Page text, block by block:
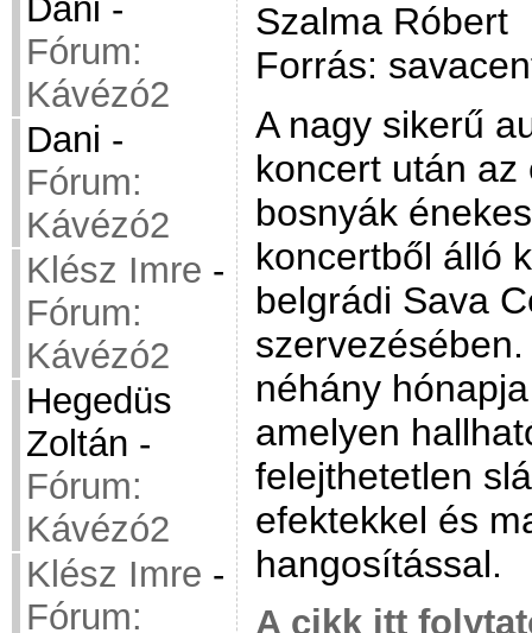
Dani -
Fórum:
Kávézó2
Dani -
Fórum:
Kávézó2
Klész Imre -
Fórum:
Kávézó2
Hegedüs
Zoltán -
Fórum:
Kávézó2
Klész Imre -
Fórum:
Szalma Róbert
Forrás:
A nagy sikerű
koncert után
bosnyák
koncertből álló
belgrádi Sava
néhány
amelyen
felejthetetlen
efektekkel és
hangosítással.
A cikk itt